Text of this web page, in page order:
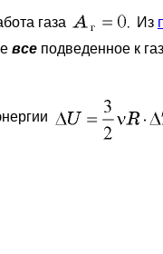
газа Из
все подведенное к